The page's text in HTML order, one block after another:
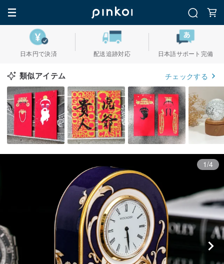
日本円で決済 配送追跡対応 日本語サポート完備
類似アイテム チェックする
1/4